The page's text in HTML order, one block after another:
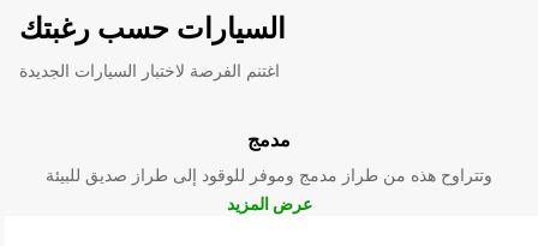
السيارات حسب رغبتك
اغتنم الفرصة لاختبار السيارات الجديدة
مدمج
وتتراوح هذه من طراز مدمج وموفر للوقود إلى طراز صديق للبيئة
عرض المزيد